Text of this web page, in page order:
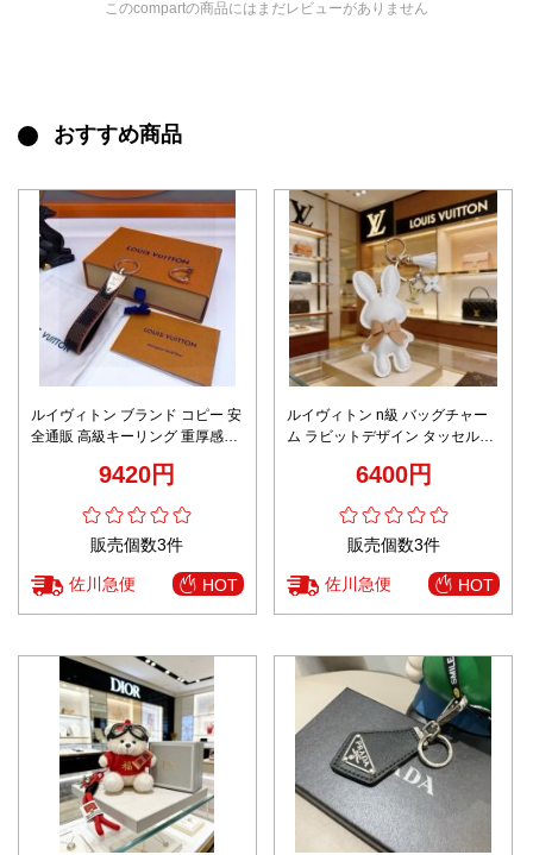
このcompartの商品にはまだレビューがありません
おすすめ商品
ルイヴィトン ブランド コピー 安
全通販 高級キーリング 重厚感あ
9420円
販売個数3件
佐川急便 HOT
ルイヴィトン n級 バッグチャー
ム ラビットデザイン タッセル付
6400円
販売個数3件
佐川急便 HOT